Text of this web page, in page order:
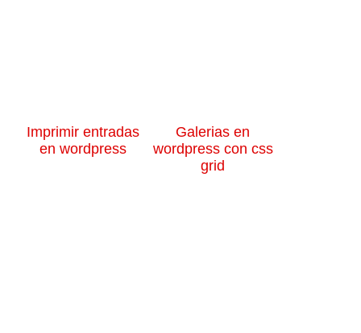
Imprimir entradas
en wordpress
Galerias en
wordpress con css
grid